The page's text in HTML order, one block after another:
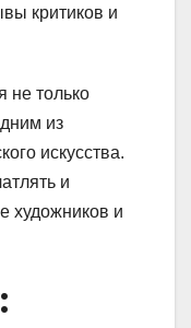
критиков и
не только
из
искусства.
и
художников и